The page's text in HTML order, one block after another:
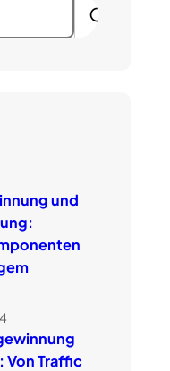
und
Von Traffic